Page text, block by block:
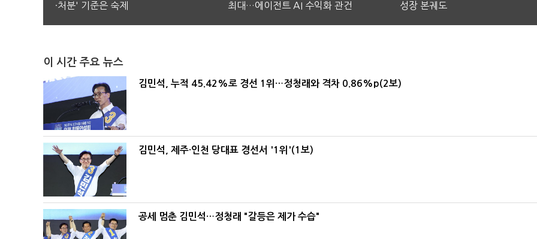
·처분' 기준은 숙제
최대…에이전트 AI 수익화 관건
성장 본궤도
이 시간 주요 뉴스
김민석, 누적 45.42%로 경선 1위…정청래와 격차 0.86%p(2보)
김민석, 제주·인천 당대표 경선서 '1위'(1보)
공세 멈춘 김민석…정청래 "갈등은 제가 수습"